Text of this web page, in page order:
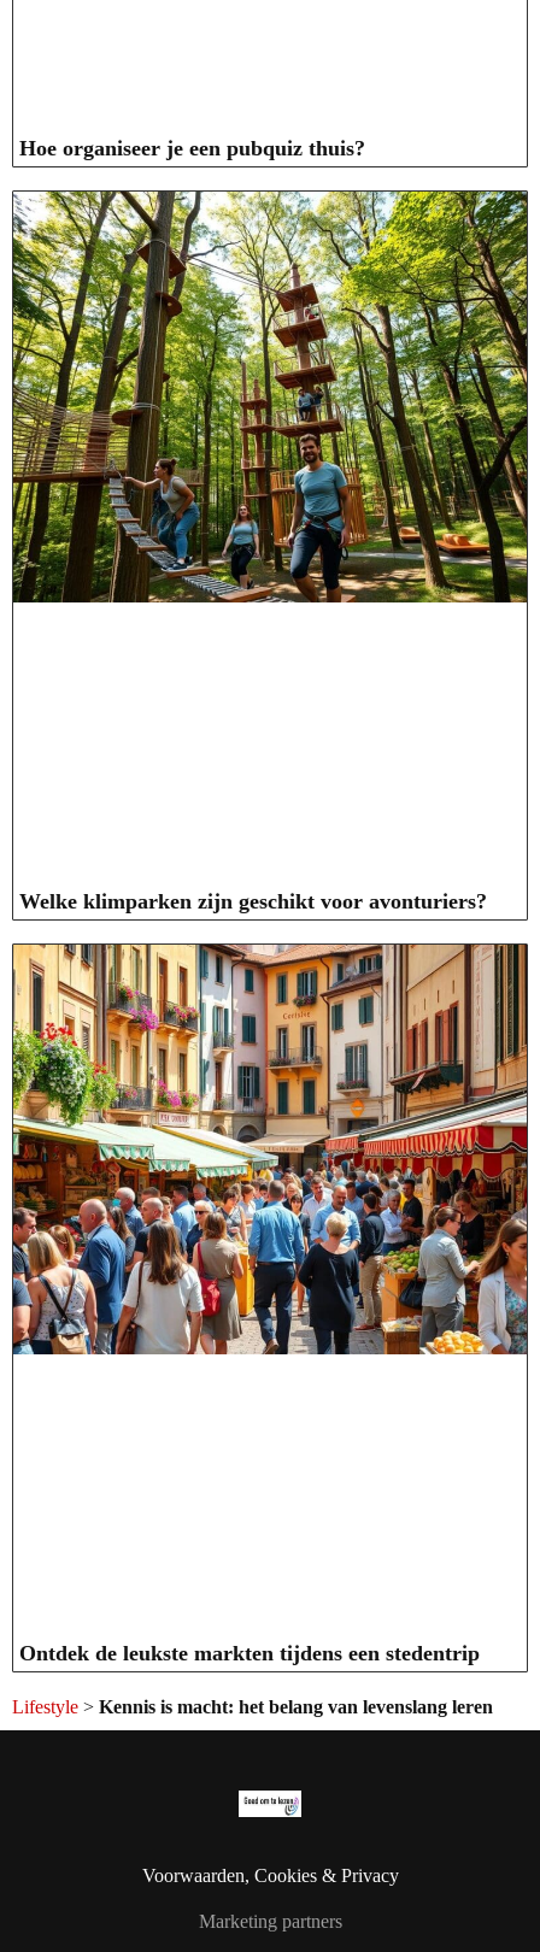
Hoe organiseer je een pubquiz thuis?
Welke klimparken zijn geschikt voor avonturiers?
Ontdek de leukste markten tijdens een stedentrip
Lifestyle > Kennis is macht: het belang van levenslang leren
Voorwaarden, Cookies & Privacy
Marketing partners